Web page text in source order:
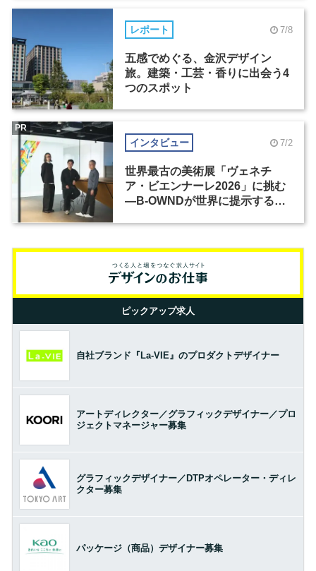
レポート 7/8
五感でめぐる、金沢デザイン
旅。建築・工芸・香りに出会う4
つのスポット
インタビュー 7/2
世界最古の美術展「ヴェネチ
ア・ビエンナーレ2026」に挑む
―B-OWNDが世界に提示する美
PR
ピックアップ求人
自社ブランド『La-VIE』のプロダクトデザイナー
アートディレクター／グラフィックデザイナー／プロ
ジェクトマネージャー募集
グラフィックデザイナー／DTPオペレーター・ディレ
クター募集
パッケージ（商品）デザイナー募集